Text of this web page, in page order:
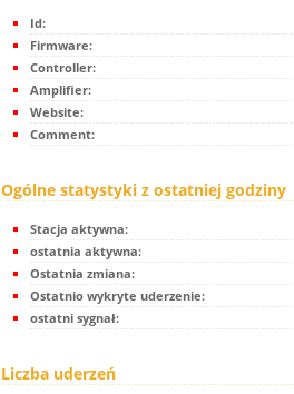
Id:
Firmware:
Controller:
Amplifier:
Website:
Comment:
Ogólne statystyki z ostatniej godziny
Stacja aktywna:
ostatnia aktywna:
Ostatnia zmiana:
Ostatnio wykryte uderzenie:
ostatni sygnał:
Liczba uderzeń